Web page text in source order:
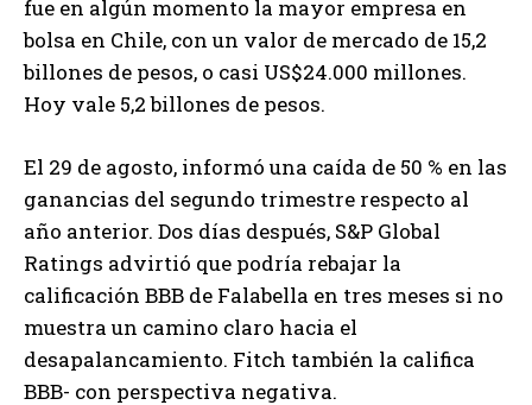
fue en algún momento la mayor empresa en
bolsa en Chile, con un valor de mercado de 15,2
billones de pesos, o casi US$24.000 millones.
Hoy vale 5,2 billones de pesos.
El 29 de agosto, informó una caída de 50 % en las
ganancias del segundo trimestre respecto al
año anterior. Dos días después, S&P Global
Ratings advirtió que podría rebajar la
calificación BBB de Falabella en tres meses si no
muestra un camino claro hacia el
desapalancamiento. Fitch también la califica
BBB- con perspectiva negativa.